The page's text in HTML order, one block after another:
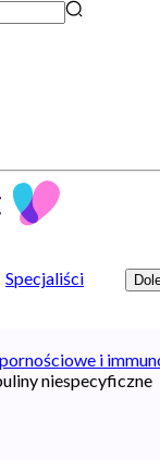
Specjaliści
i
niespecyficzne